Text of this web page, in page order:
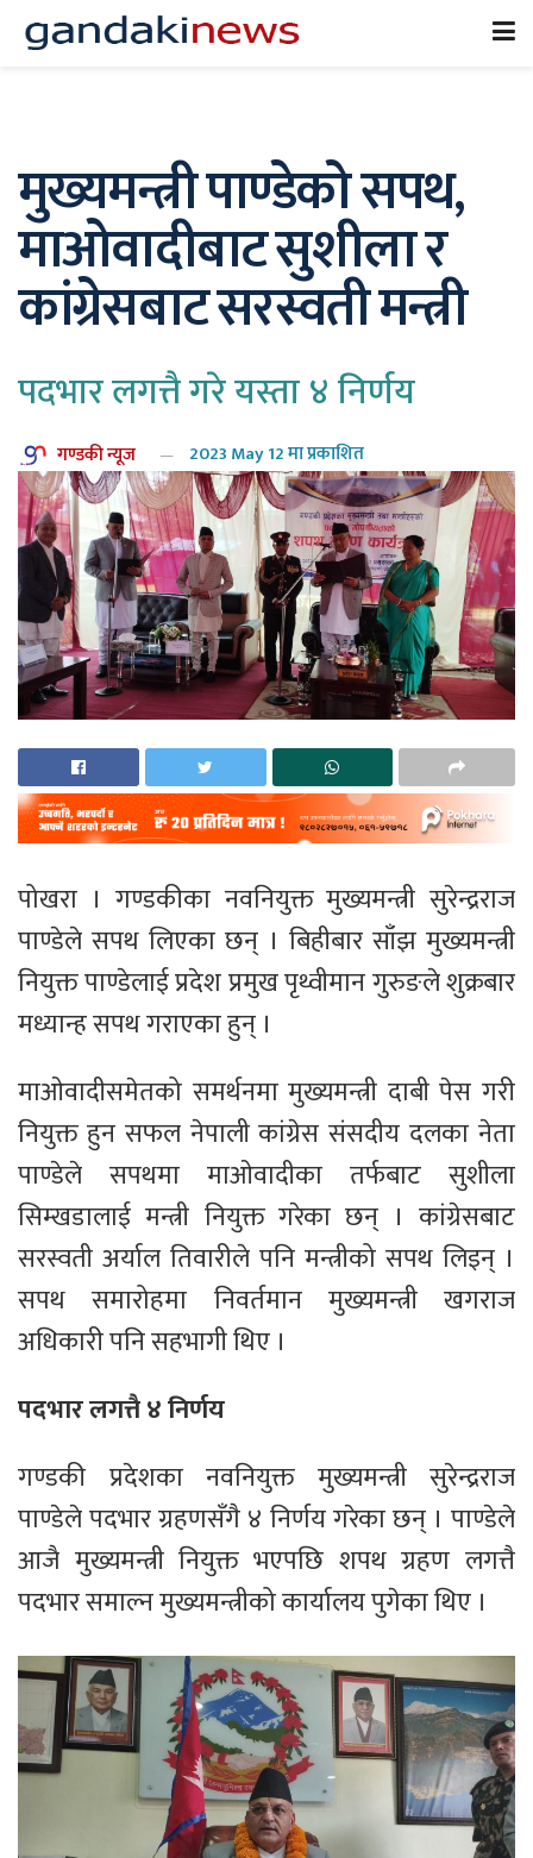
मुख्यमन्त्री पाण्डेको सपथ,
माओवादीबाट सुशीला र
कांग्रेसबाट सरस्वती मन्त्री
पदभार लगत्तै गरे यस्ता ४ निर्णय
गण्डकी न्यूज 2023 May 12 मा प्रकाशित
पोखरा । गण्डकीका नवनियुक्त मुख्यमन्त्री सुरेन्द्रराज
पाण्डेले सपथ लिएका छन् । बिहीबार साँझ मुख्यमन्त्री
नियुक्त पाण्डेलाई प्रदेश प्रमुख पृथ्वीमान गुरुङले शुक्रबार
मध्यान्ह सपथ गराएका हुन् ।
माओवादीसमेतको समर्थनमा मुख्यमन्त्री दाबी पेस गरी
नियुक्त हुन सफल नेपाली कांग्रेस संसदीय दलका नेता
पाण्डेले सपथमा माओवादीका तर्फबाट सुशीला
सिम्खडालाई मन्त्री नियुक्त गरेका छन् । कांग्रेसबाट
सरस्वती अर्याल तिवारीले पनि मन्त्रीको सपथ लिइन् ।
सपथ समारोहमा निवर्तमान मुख्यमन्त्री खगराज
अधिकारी पनि सहभागी थिए ।
पदभार लगत्तै ४ निर्णय
गण्डकी प्रदेशका नवनियुक्त मुख्यमन्त्री सुरेन्द्रराज
पाण्डेले पदभार ग्रहणसँगै ४ निर्णय गरेका छन् । पाण्डेले
आजै मुख्यमन्त्री नियुक्त भएपछि शपथ ग्रहण लगत्तै
पदभार समाल्न मुख्यमन्त्रीको कार्यालय पुगेका थिए ।